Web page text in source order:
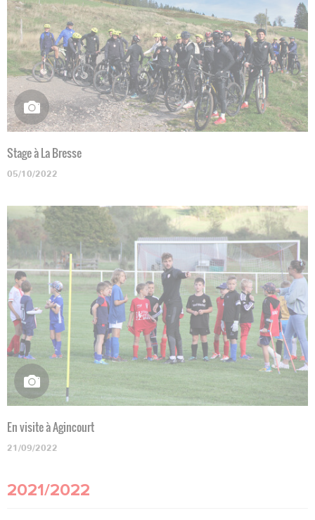
Stage à La Bresse
05/10/2022
En visite à Agincourt
21/09/2022
2021/2022